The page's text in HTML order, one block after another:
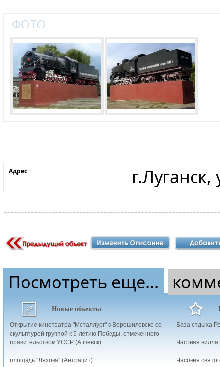
Адрес:
Посмотреть еще...
Новые объекты
Открытие кинотеатра "Металлург" в Ворошиловске со
скульптурой группой к 5-летию Победы, отмеченного
правительством УССР (Алчевск)
площадь "Ляхова" (Антрацит)
База отдыха
Частная
Часовня